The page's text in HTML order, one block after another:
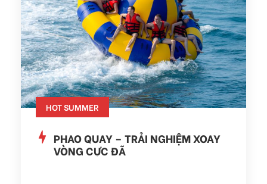
HOT SUMMER
PHAO QUAY – TRẢI NGHIỆM XOAY
VÒNG CỰC ĐÃ